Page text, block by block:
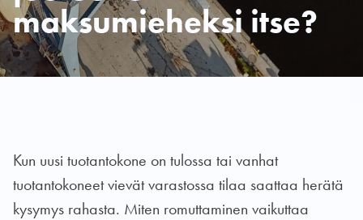
maksumieheksi itse?
Kun uusi tuotantokone on tulossa tai vanhat
tuotantokoneet vievät varastossa tilaa saattaa herätä
kysymys rahasta. Miten romuttaminen vaikuttaa